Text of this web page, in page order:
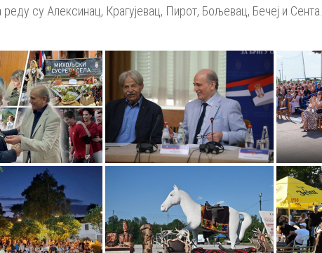
су Алексинац, Крагујевац, Пирот, Бољевац, Бечеј и Сента.